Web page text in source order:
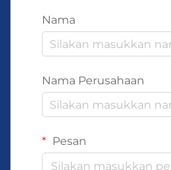
Nama
Nama Perusahaan
Pesan